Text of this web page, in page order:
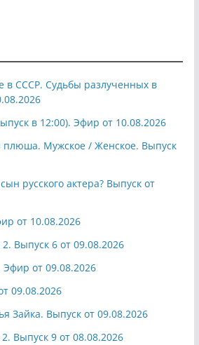
в СССР. Судьбы разлученных в
в 12:00). Эфир от 10.08.2026
Мужское / Женское. Выпуск
русского актера? Выпуск от
от 10.08.2026
Выпуск 6 от 09.08.2026
от 09.08.2026
09.08.2026
Зайка. Выпуск от 09.08.2026
Выпуск 9 от 08.08.2026